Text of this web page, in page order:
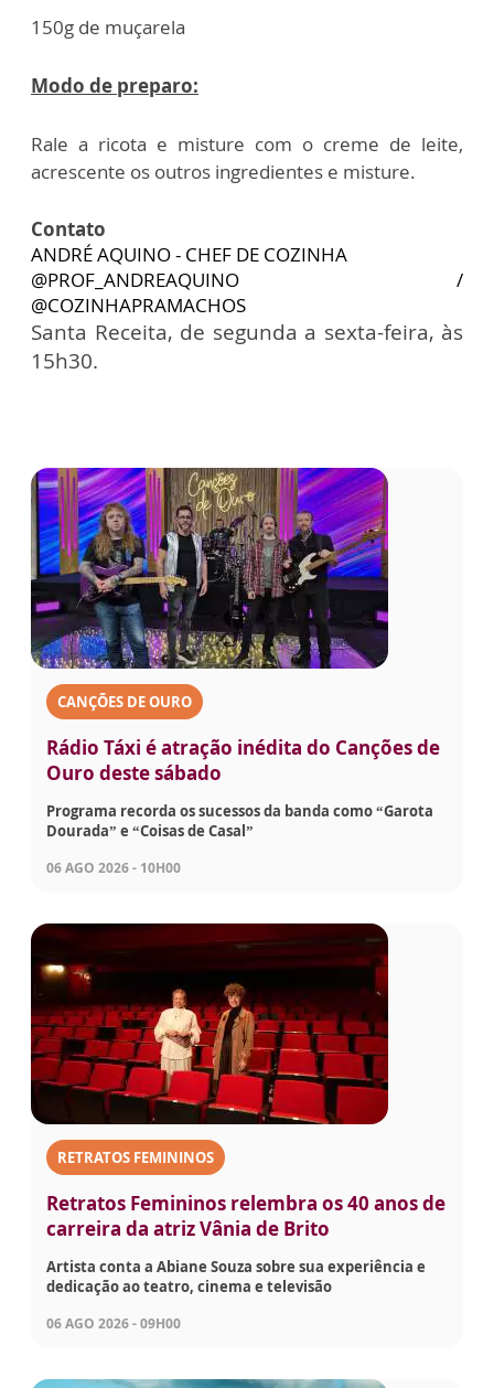
150g de muçarela
Modo de preparo:
Rale a ricota e misture com o creme de leite,
acrescente os outros ingredientes e misture.
Contato
ANDRÉ AQUINO - CHEF DE COZINHA
@PROF_ANDREAQUINO /
@COZINHAPRAMACHOS
Santa Receita, de segunda a sexta-feira, às
15h30.
CANÇÕES DE OURO
Rádio Táxi é atração inédita do Canções de
Ouro deste sábado
Programa recorda os sucessos da banda como “Garota
Dourada” e “Coisas de Casal”
06 AGO 2026 - 10H00
RETRATOS FEMININOS
Retratos Femininos relembra os 40 anos de
carreira da atriz Vânia de Brito
Artista conta a Abiane Souza sobre sua experiência e
dedicação ao teatro, cinema e televisão
06 AGO 2026 - 09H00